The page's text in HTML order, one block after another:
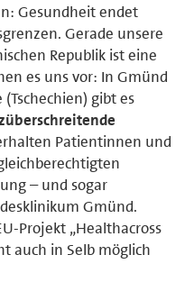
Gesundheit endet
Gerade unsere
Republik ist eine
es uns vor: In Gmünd
gibt es
Patientinnen und
– und sogar
Gmünd.
Projekt „Healthacross
auch in Selb möglich